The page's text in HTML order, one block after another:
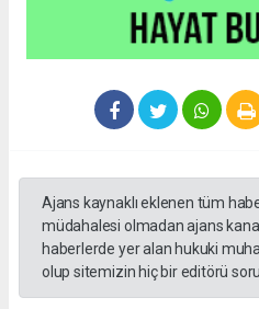
Ajans kaynaklı eklenen tüm
müdahalesi olmadan ajans
haberlerde yer alan hukuki
olup sitemizin hiç bir editörü